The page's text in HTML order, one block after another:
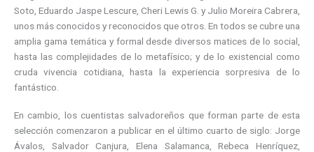
Soto, Eduardo Jaspe Lescure, Cheri Lewis G. y Julio Moreira Cabrera,
unos más conocidos y reconocidos que otros. En todos se cubre una
amplia gama temática y formal desde diversos matices de lo social,
hasta las complejidades de lo metafísico; y de lo existencial como
cruda vivencia cotidiana, hasta la experiencia sorpresiva de lo
fantástico.
En cambio, los cuentistas salvadoreños que forman parte de esta
selección comenzaron a publicar en el último cuarto de siglo: Jorge
Ávalos, Salvador Canjura, Elena Salamanca, Rebeca Henríquez,